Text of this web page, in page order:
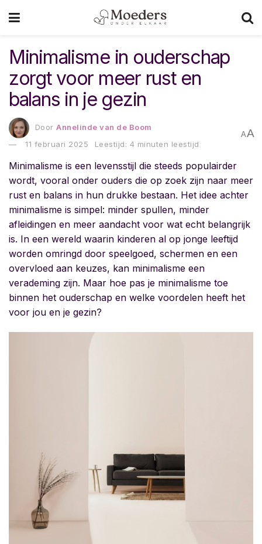
Minimalisme in ouderschap
zorgt voor meer rust en
balans in je gezin
Door Annelinde van de Boom
11 februari 2025
Leestijd: 4 minuten leestijd
AA
Minimalisme is een levensstijl die steeds populairder
wordt, vooral onder ouders die op zoek zijn naar meer
rust en balans in hun drukke bestaan. Het idee achter
minimalisme is simpel: minder spullen, minder
afleidingen en meer aandacht voor wat echt belangrijk
is. In een wereld waarin kinderen al op jonge leeftijd
worden omringd door speelgoed, schermen en een
overvloed aan keuzes, kan minimalisme een
verademing zijn. Maar hoe pas je minimalisme toe
binnen het ouderschap en welke voordelen heeft het
voor jou en je gezin?